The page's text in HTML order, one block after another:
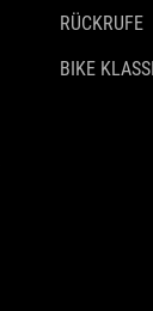
RÜCKRUFE
BIKE